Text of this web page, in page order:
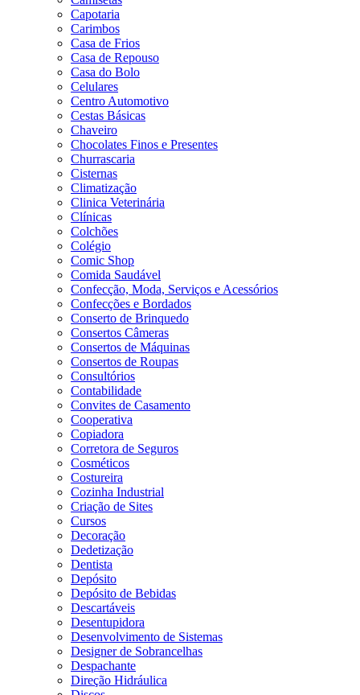
Capotaria
Carimbos
Casa de Frios
Casa de Repouso
Casa do Bolo
Celulares
Centro Automotivo
Cestas Básicas
Chaveiro
Chocolates Finos e Presentes
Churrascaria
Cisternas
Climatização
Clinica Veterinária
Clínicas
Colchões
Colégio
Comic Shop
Comida Saudável
Confecção, Moda, Serviços e Acessórios
Confecções e Bordados
Conserto de Brinquedo
Consertos Câmeras
Consertos de Máquinas
Consertos de Roupas
Consultórios
Contabilidade
Convites de Casamento
Cooperativa
Copiadora
Corretora de Seguros
Cosméticos
Costureira
Cozinha Industrial
Criação de Sites
Cursos
Decoração
Dedetização
Dentista
Depósito
Depósito de Bebidas
Descartáveis
Desentupidora
Desenvolvimento de Sistemas
Designer de Sobrancelhas
Despachante
Direção Hidráulica